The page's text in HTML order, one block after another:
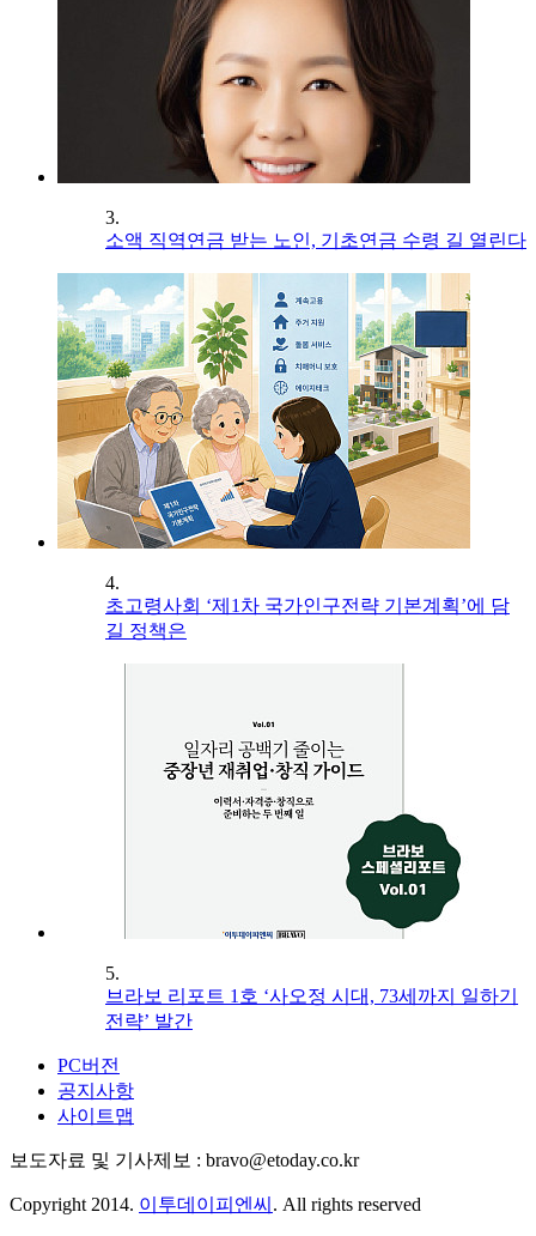
3.
소액 직역연금 받는 노인, 기초연금 수령 길 열린다
4.
초고령사회 ‘제1차 국가인구전략 기본계획’에 담
길 정책은
5.
브라보 리포트 1호 ‘사오정 시대, 73세까지 일하기
전략’ 발간
PC버전
공지사항
사이트맵
보도자료 및 기사제보 : bravo@etoday.co.kr
Copyright 2014. 이투데이피엔씨 . All rights reserved